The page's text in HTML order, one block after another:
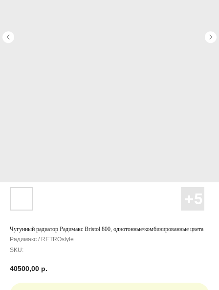
Чугунный радиатор Радимакс Bristol 800, однотонные/комбинированные цвета
Радимакс / RETROstyle
SKU:
40500,00 р.